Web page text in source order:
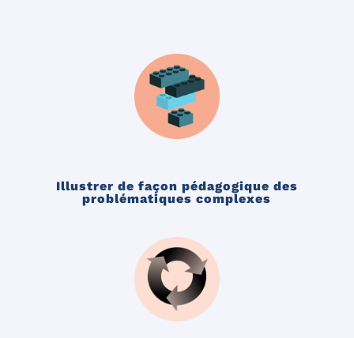
Illustrer de façon pédagogique des
problématiques complexes